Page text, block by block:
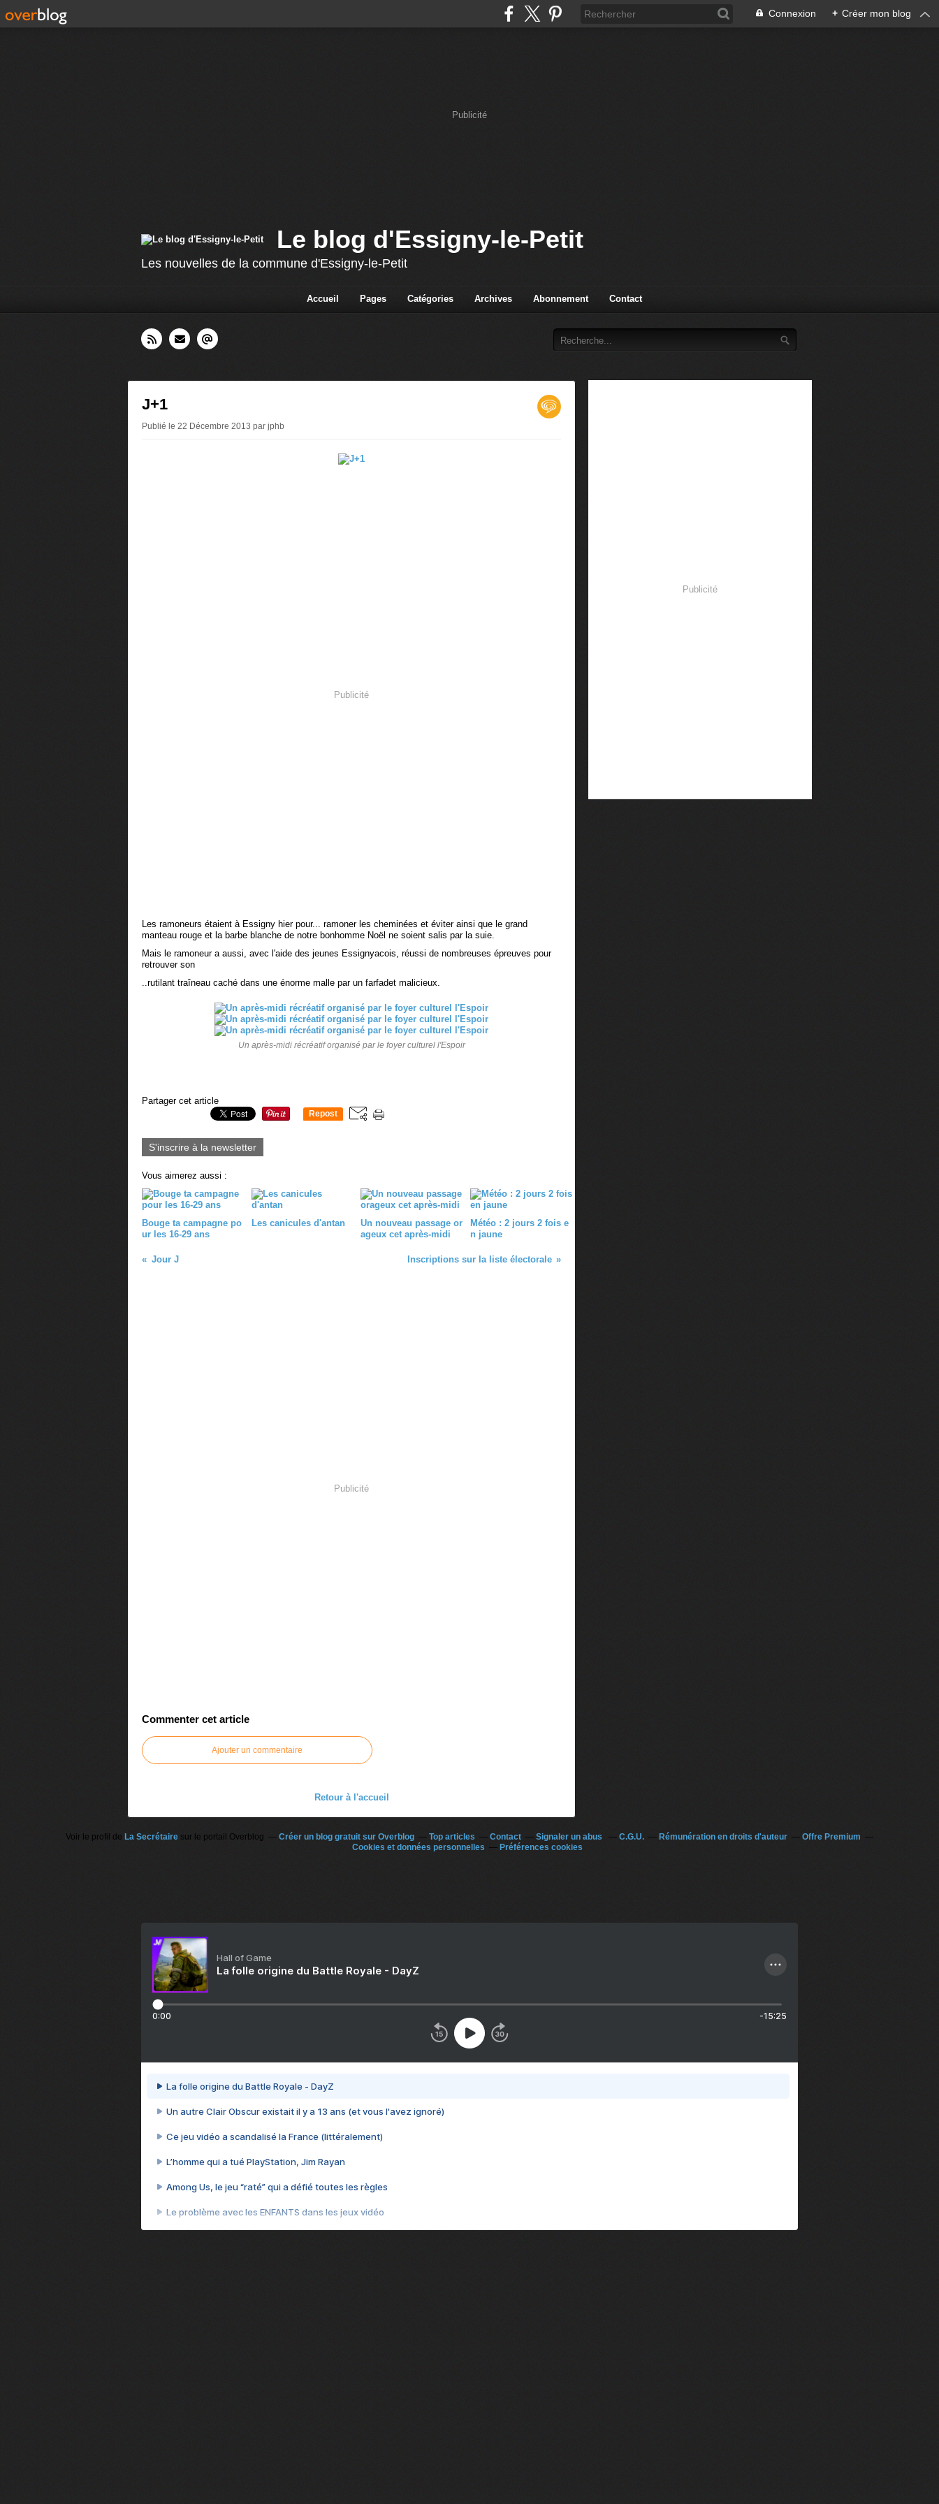
Connexion + Créer mon blog
Publicité
Le blog d'Essigny-le-Petit
Les nouvelles de la commune d'Essigny-le-Petit
Accueil Pages Catégories Archives Abonnement Contact
J+1
Publié le 22 Décembre 2013 par jphb
Publicité
Les ramoneurs étaient à Essigny hier pour... ramoner les cheminées et éviter ainsi que le grand
manteau rouge et la barbe blanche de notre bonhomme Noël ne soient salis par la suie.
Mais le ramoneur a aussi, avec l'aide des jeunes Essignyacois, réussi de nombreuses épreuves pour
retrouver son
..rutilant traîneau caché dans une énorme malle par un farfadet malicieux.
Un après-midi récréatif organisé par le foyer culturel l'Espoir
Partager cet article
Repost
S'inscrire à la newsletter
Vous aimerez aussi :
Bouge ta campagne po
ur les 16-29 ans
Les canicules d'antan
Un nouveau passage or
ageux cet après-midi
Météo : 2 jours 2 fois e
n jaune
Jour J Inscriptions sur la liste électorale
Publicité
Commenter cet article
Ajouter un commentaire
Retour à l'accueil
Publicité
Voir le profil de La Secrétaire sur le portail Overblog Créer un blog gratuit sur Overblog Top articles Contact Signaler un abus C.G.U. Rémunération en droits d'auteur
Offre Premium
Cookies et données personnelles
Préférences cookies
Hall of Game
La folle origine du Battle Royale - DayZ
0:00 -15:25
La folle origine du Battle Royale - DayZ
Un autre Clair Obscur existait il y a 13 ans (et vous l'avez ignoré)
Ce jeu vidéo a scandalisé la France (littéralement)
L’homme qui a tué PlayStation, Jim Rayan
Among Us, le jeu “raté” qui a défié toutes les règles
Le problème avec les ENFANTS dans les jeux vidéo